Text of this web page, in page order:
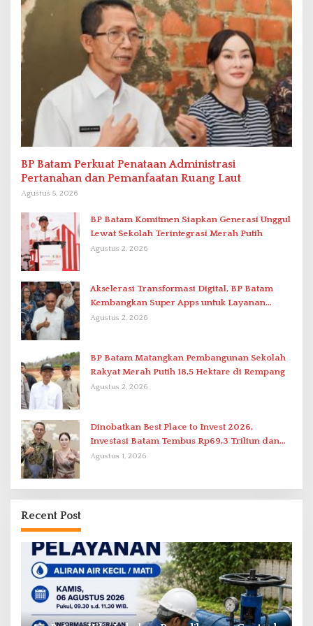
BP Batam Perkuat Penataan Administrasi
Pertanahan dan Pemanfaatan Ruang Laut
Agustus 5, 2026
BP Batam Komitmen Siapkan Generasi Unggul
Lewat Sekolah Terintegrasi Merah Putih
Agustus 2, 2026
Akselerasi Transformasi Digital, BP Batam
Kembangkan Super Apps untuk Layanan
Terpadu
Agustus 2, 2026
BP Batam Matangkan Pembangunan Sekolah
Rakyat Merah Putih 18,5 Hektare di Rempang
Agustus 2, 2026
Dinobatkan Best Place to Invest 2026,
Investasi Batam Tembus Rp69,3 Triliun dan
Ekonomi Tumbuh 6,76 Persen
Agustus 1, 2026
Recent Post